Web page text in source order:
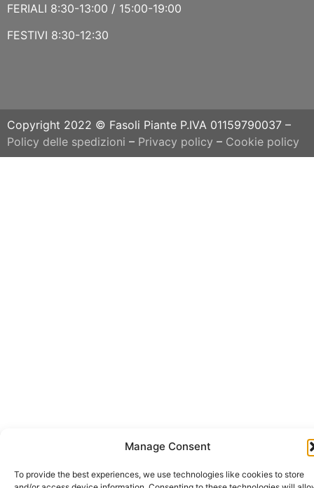
Manage Consent
To provide the best experiences, we use technologies like cookies to store
FERIALI 8:30-13:00 / 15:00-19:00
FESTIVI 8:30-12:30
Copyright 2022 © Fasoli Piante P.IVA 01159790037 –
Policy delle spedizioni – Privacy policy – Cookie policy